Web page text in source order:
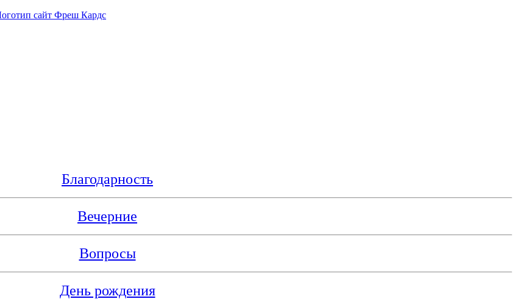
Благодарность
Вечерние
Вопросы
День рождения